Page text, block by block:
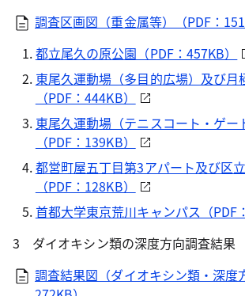
調査区画図（重金属等）（PDF：
都立尾久の原公園（PDF：457KB）
東尾久運動場（多目的広場）及び月
（PDF：444KB）
東尾久運動場（テニスコート・ゲー
（PDF：139KB）
都営町屋五丁目第3アパート及び区
（PDF：128KB）
首都大学東京荒川キャンパス（PDF
3 ダイオキシン類の深度方向調査結果
調査結果図（ダイオキシン類・深度